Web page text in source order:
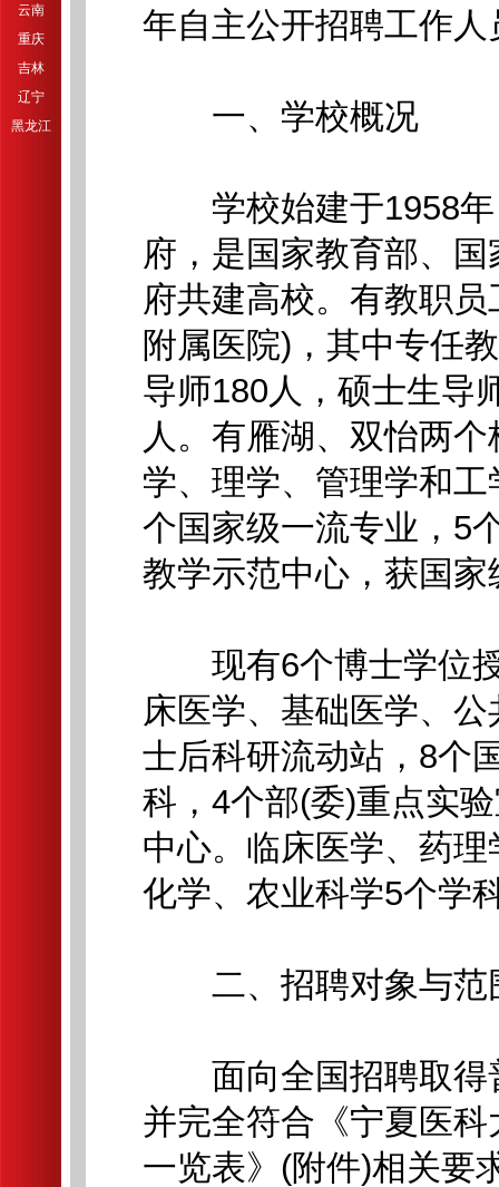
云南
重庆
吉林
辽宁
黑龙江
年自主公开招聘工作
一、学校概况
学校始建于1958年
府，是国家教育部、
府共建高校。有教职
附属医院)，其中专任
导师180人，硕士生导
人。有雁湖、双怡两
学、理学、管理学和
个国家级一流专业，5
教学示范中心，获国
现有6个博士学位授
床医学、基础医学、
士后科研流动站，8个
科，4个部(委)重点实
中心。临床医学、药
化学、农业科学5个学
二、招聘对象与范
面向全国招聘取得
并完全符合《宁夏医
一览表》(附件)相关要